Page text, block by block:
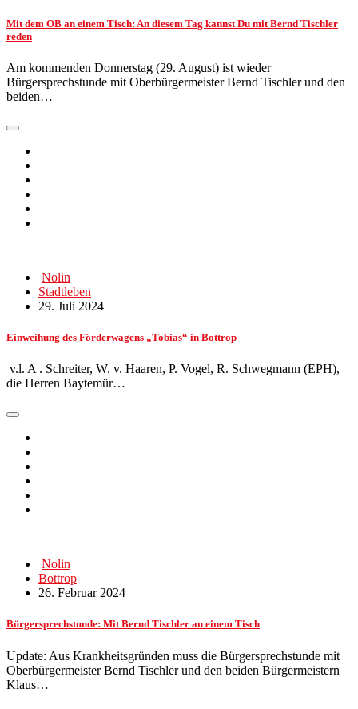
Mit dem OB an einem Tisch: An diesem Tag kannst Du mit Bernd Tischler
reden
Am kommenden Donnerstag (29. August) ist wieder
Bürgersprechstunde mit Oberbürgermeister Bernd Tischler und den
beiden…
Nolin
Stadtleben
29. Juli 2024
Einweihung des Förderwagens „Tobias“ in Bottrop
v.l. A . Schreiter, W. v. Haaren, P. Vogel, R. Schwegmann (EPH),
die Herren Baytemür…
Nolin
Bottrop
26. Februar 2024
Bürgersprechstunde: Mit Bernd Tischler an einem Tisch
Update: Aus Krankheitsgründen muss die Bürgersprechstunde mit
Oberbürgermeister Bernd Tischler und den beiden Bürgermeistern
Klaus…